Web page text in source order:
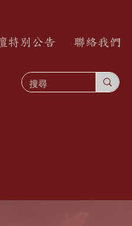
特別公告 聯絡我們